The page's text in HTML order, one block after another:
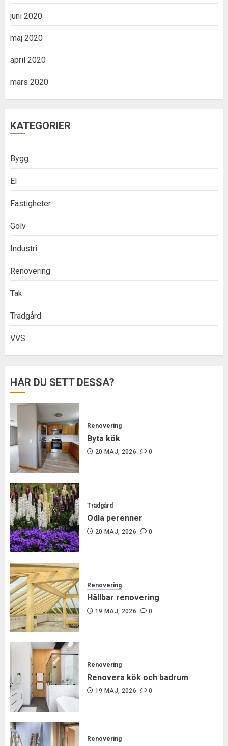
juni 2020
maj 2020
april 2020
mars 2020
KATEGORIER
Bygg
El
Fastigheter
Golv
Industri
Renovering
Tak
Trädgård
VVS
HAR DU SETT DESSA?
Renovering
Byta kök
20 MAJ, 2026 0
Trädgård
Odla perenner
20 MAJ, 2026 0
Renovering
Hållbar renovering
19 MAJ, 2026 0
Renovering
Renovera kök och badrum
19 MAJ, 2026 0
Renovering